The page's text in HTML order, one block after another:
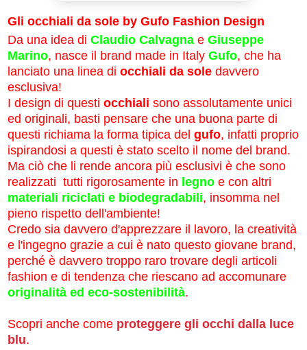
Gli occhiali da sole by Gufo Fashion Design
Da una idea di Claudio Calvagna e Giuseppe
Marino, nasce il brand made in Italy Gufo, che ha
lanciato una linea di occhiali da sole davvero
esclusiva!
I design di questi occhiali sono assolutamente unici
ed originali, basti pensare che una buona parte di
questi richiama la forma tipica del gufo, infatti proprio
ispirandosi a questi è stato scelto il nome del brand.
Ma ciò che li rende ancora più esclusivi è che sono
realizzati tutti rigorosamente in legno e con altri
materiali riciclati e biodegradabili, insomma nel
pieno rispetto dell'ambiente!
Credo sia davvero d'apprezzare il lavoro, la creatività
e l'ingegno grazie a cui è nato questo giovane brand,
perché è davvero troppo raro trovare degli articoli
fashion e di tendenza che riescano ad accomunare
originalità ed eco-sostenibilità.
Scopri anche come proteggere gli occhi dalla luce
blu.